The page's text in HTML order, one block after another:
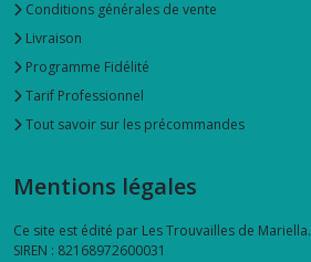
Conditions générales de vente
Livraison
Programme Fidélité
Tarif Professionnel
Tout savoir sur les précommandes
Mentions légales
Ce site est édité par Les Trouvailles de Mariella.
SIREN : 82168972600031